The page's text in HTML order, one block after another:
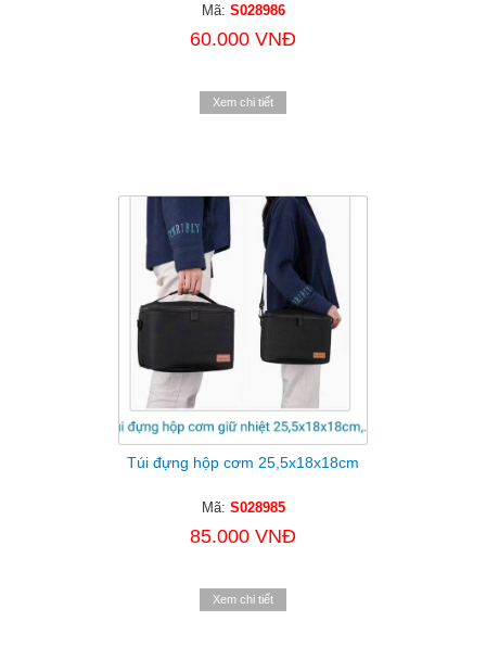
Mã: S028986
60.000 VNĐ
Xem chi tiết
Túi đựng hộp cơm 25,5x18x18cm
Mã: S028985
85.000 VNĐ
Xem chi tiết